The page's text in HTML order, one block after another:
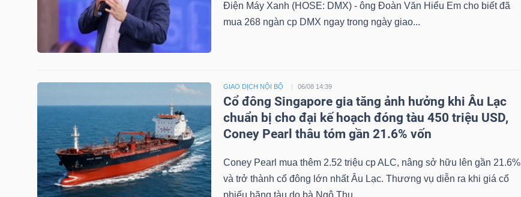
Điện Máy Xanh (HOSE: DMX) - ông Đoàn Văn Hiểu Em cho biết đã
mua 268 ngàn cp DMX ngay trong ngày giao...
GIAO DỊCH NỘI BỘ 06/08 14:39
Cổ đông Singapore gia tăng ảnh hưởng khi Âu Lạc
chuẩn bị cho đại kế hoạch đóng tàu 450 triệu USD,
Coney Pearl thâu tóm gần 21.6% vốn
Coney Pearl mua thêm 2.52 triệu cp ALC, nâng sở hữu lên gần 21.6%
và trở thành cổ đông lớn nhất Âu Lạc. Thương vụ diễn ra khi giá cổ
TIÊU
DÙNG
KHÔNG
THIẾT